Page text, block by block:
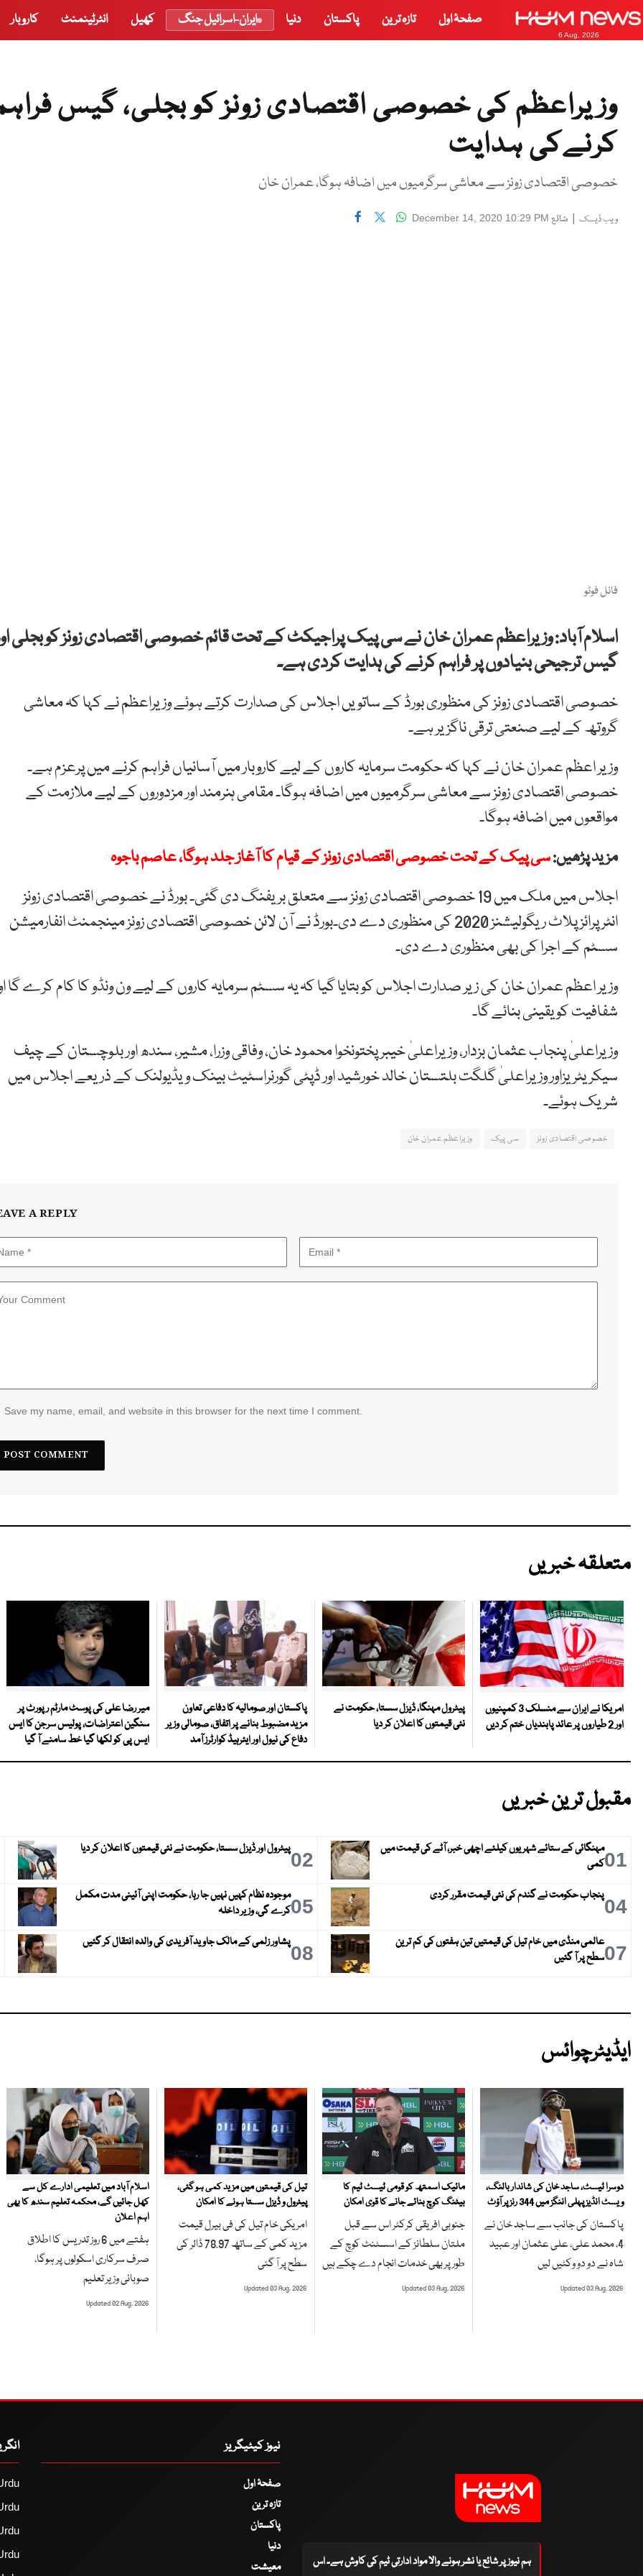
6 Aug, 2026
صفحۂ اول تازہ ترین پاکستان دنیا ایران-اسرائیل جنگ کھیل انٹرٹینمنٹ کاروبار
وزیراعظم کی خصوصی اقتصادی زونز کو بجلی، گیس
کرنےکی ہدایت
خصوصی اقتصادی زونز سے معاشی سرگرمیوں میں اضافہ ہوگا، عمران خان
ویب ڈیسک | شائع December 14, 2020 10:29 PM
فائل فوٹو
اسلام آباد: وزیراعظم عمران خان نے سی پیک پراجیکٹ کے تحت قائم خصوصی اقتصادی زونز کو بجلی
گیس ترجیحی بنیادوں پر فراہم کرنے کی ہدایت کردی ہے۔
خصوصی اقتصادی زونز کی منظوری بورڈ کے ساتویں اجلاس کی صدارت کرتے ہوئے وزیراعظم نے کہا کہ معاشی
گروتھ کے لیے صنعتی ترقی ناگزیر ہے۔
وزیر اعظم عمران خان نے کہا کہ حکومت سرمایہ کاروں کے لیے کاروبار میں آسانیاں فراہم کرنے میں پرعزم ہے۔
خصوصی اقتصادی زونز سے معاشی سرگرمیوں میں اضافہ ہوگا۔ مقامی ہنرمند اور مزدوروں کے لیے ملازمت کے
مواقعوں میں اضافہ ہوگا۔
مزید پڑھیں:سی پیک کے تحت خصوصی اقتصادی زونز کے قیام کا آغاز جلد ہوگا، عاصم باجوہ
اجلاس میں ملک میں 19 خصوصی اقتصادی زونز سے متعلق بریفنگ دی گئی۔ بورڈ نے خصوصی اقتصادی زونز
انٹرپرائزپلاٹ ریگولیشنز 2020 کی منظوری دے دی۔بورڈ نے آن لائن خصوصی اقتصادی زونز مینجمنٹ انفارمیشن
سسٹم کے اجرا کی بھی منظوری دے دی۔
وزیر اعظم عمران خان کی زیر صدارت اجلاس کو بتایا گیا کہ یہ سسٹم سرمایہ کاروں کے لیے ون ونڈو کا کام کرے گا
شفافیت کو یقینی بنائے گا۔
وزیراعلیٰ پنجاب عثمان بزدار، وزیراعلیٰ خیبر پختونخوا محمود خان، وفاقی وزرا، مشیر، سندھ اور بلوچستان کے چیف
سیکریٹریزاور وزیراعلیٰ گلگت بلتستان خالد خورشید اور ڈپٹی گورنراسٹیٹ بینک ویڈیولنک کے ذریعے اجلاس میں
شریک ہوئے۔
خصوصی اقتصادی زونز سی پیک وزیراعظم عمران خان
A REPLY
Save my name, email, and website in this browser for the next time I comment.
متعلقہ خبریں
امریکا نے ایران سے منسلک 3 کمپنیوں
اور 2 طیاروں پر عائد پابندیاں ختم کر دیں
پیٹرول مہنگا، ڈیزل سستا، حکومت نے
نئی قیمتوں کا اعلان کر دیا
پاکستان اور صومالیہ کا دفاعی تعاون
مزید مضبوط بنانے پر اتفاق، صومالی وزیر
دفاع کی نیول اور ایئرہیڈ کوارٹرز آمد
میر رضا علی کی پوسٹ مارٹم رپورٹ پر
سنگین اعتراضات، پولیس سرجن کا ایس
ایس پی کو لکھا گیا خط سامنے آ گیا
مقبول ترین خبریں
01مہنگائی کے ستائے شہریوں کیلئے اچھی خبر، آٹے کی قیمت میں
کمی
02پیٹرول اور ڈیزل سستا، حکومت نے نئی قیمتوں کا اعلان کر دیا
04پنجاب حکومت نے گندم کی نئی قیمت مقرر کردی 05موجودہ نظام کہیں نہیں جا رہا، حکومت اپنی آئینی مدت مکمل
کرے گی، وزیر داخلہ
07عالمی منڈی میں خام تیل کی قیمتیں تین ہفتوں کی کم ترین
سطح پر آ گئیں
08پشاور زلمی کے مالک جاوید آفریدی کی والدہ انتقال کر گئیں
ایڈیٹرچوائس
دوسرا ٹیسٹ، ساجد خان کی شاندار بالنگ،
ویسٹ انڈیز پہلی اننگز میں 344 رنز پر آؤٹ
پاکستان کی جانب سے ساجد خان نے
4، محمد علی، علی عثمان اور عبید
شاہ نے دو دو وکٹیں لیں
Updated 03 Aug, 2026
مائیک اسمتھ کو قومی ٹیسٹ ٹیم کا
بیٹنگ کوچ بنائے جانے کا قوی امکان
جنوبی افریقی کرکٹر اس سے قبل
ملتان سلطانز کے اسسٹنٹ کوچ کے
طور پر بھی خدمات انجام دے چکے ہیں
Updated 03 Aug, 2026
تیل کی قیمتوں میں مزید کمی ہو گئی،
پیٹرول و ڈیزل سستا ہونے کا امکان
امریکی خام تیل کی فی بیرل قیمت
مزید کمی کے ساتھ 78.97 ڈالر کی
سطح پر آ گئی
Updated 03 Aug, 2026
اسلام آباد میں تعلیمی ادارے کل سے
کھل جائیں گے، محکمہ تعلیم سندھ کا بھی
اہم اعلان
ہفتے میں 6 روز تدریس کا اطلاق
صرف سرکاری اسکولوں پر ہوگا،
صوبائی وزیر تعلیم
Updated 02 Aug, 2026
ہم نیوز پر شائع یا نشر ہونے والا مواد ادارتی ٹیم کی کاوش ہے۔ اس
نیوز کیٹیگریز
صفحۂ اول
تازہ ترین
پاکستان
دنیا
معیشت